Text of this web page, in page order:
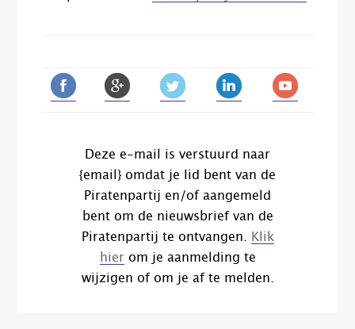
Deze e-mail is verstuurd naar
{email} omdat je lid bent van de
Piratenpartij en/of aangemeld
bent om de nieuwsbrief van de
Piratenpartij te ontvangen. Klik
hierom je aanmelding te
wijzigen of om je af te melden.